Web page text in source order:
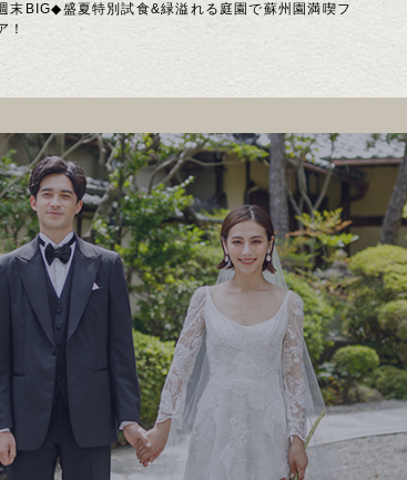
末BIG◆盛夏特別試食&緑溢れる庭園で蘇州園満喫フ
！